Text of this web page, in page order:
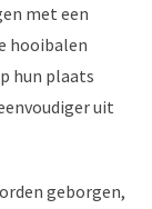
met een
hooibalen
hun plaats
uit
geborgen,